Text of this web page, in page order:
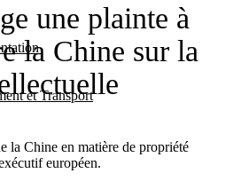
et Transport
une plainte à
la Chine sur la
la Chine en matière de propriété
européen.